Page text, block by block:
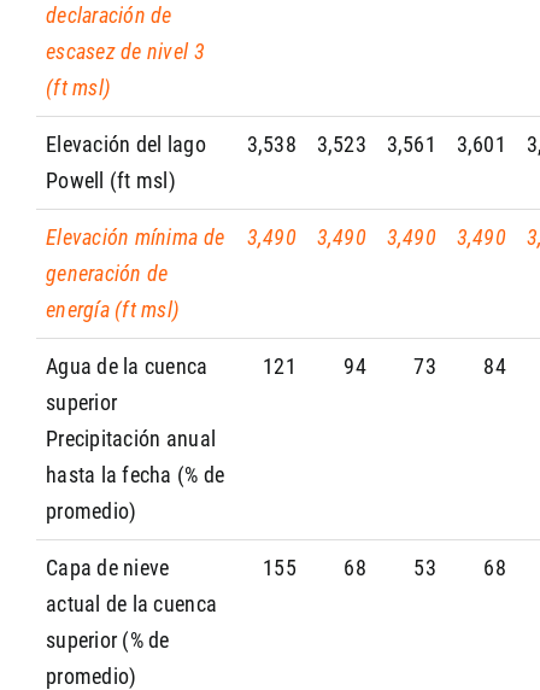
declaración de
escasez de nivel 3
(ft msl)
Elevación del lago
Powell (ft msl)
3,538 3,523 3,561 3,601
Elevación mínima de
generación de
energía (ft msl)
3,490 3,490 3,490 3,490
Agua de la cuenca
superior
Precipitación anual
hasta la fecha (% de
promedio)
121 94 73 84
Capa de nieve
actual de la cuenca
superior (% de
promedio)
155 68 53 68